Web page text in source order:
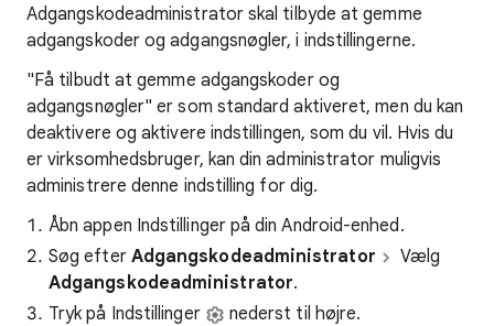
Adgangskodeadministrator skal tilbyde at gemme
adgangskoder og adgangsnøgler, i indstillingerne.
"Få tilbudt at gemme adgangskoder og
adgangsnøgler" er som standard aktiveret, men du kan
deaktivere og aktivere indstillingen, som du vil. Hvis du
er virksomhedsbruger, kan din administrator muligvis
administrere denne indstilling for dig.
Åbn appen Indstillinger på din Android-enhed.
Søg efter Adgangskodeadministrator
Vælg
Adgangskodeadministrator.
Tryk på Indstillinger
nederst til højre.